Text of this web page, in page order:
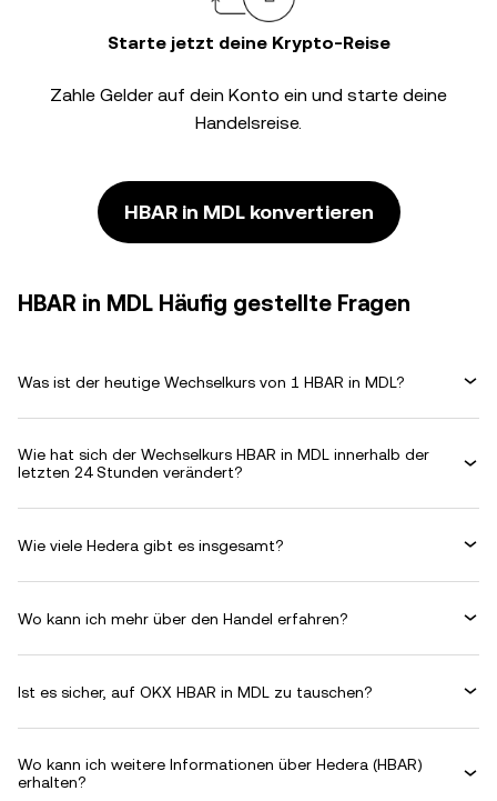
Starte jetzt deine Krypto-Reise
Zahle Gelder auf dein Konto ein und starte deine
Handelsreise.
HBAR in MDL konvertieren
HBAR in MDL Häufig gestellte Fragen
Was ist der heutige Wechselkurs von 1 HBAR in MDL?
Wie hat sich der Wechselkurs HBAR in MDL innerhalb der
letzten 24 Stunden verändert?
Wie viele Hedera gibt es insgesamt?
Wo kann ich mehr über den Handel erfahren?
Ist es sicher, auf OKX HBAR in MDL zu tauschen?
Wo kann ich weitere Informationen über Hedera (HBAR)
erhalten?